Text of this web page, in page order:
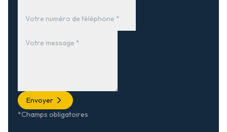
Envoyer
*Champs obligatoires